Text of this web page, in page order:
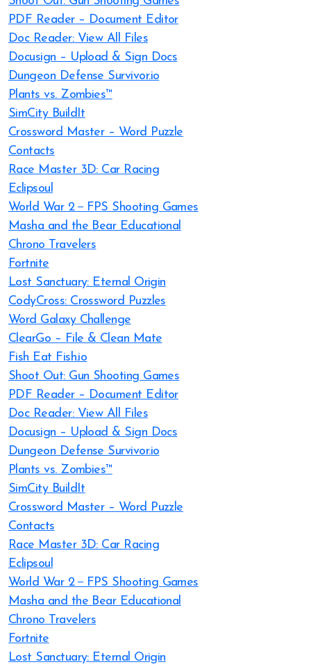
PDF Reader – Document Editor
Doc Reader: View All Files
Docusign – Upload & Sign Docs
Dungeon Defense Survivor.io
Plants vs. Zombies™
SimCity BuildIt
Crossword Master – Word Puzzle
Contacts
Race Master 3D: Car Racing
Eclipsoul
World War 2－FPS Shooting Games
Masha and the Bear Educational
Chrono Travelers
Fortnite
Lost Sanctuary: Eternal Origin
CodyCross: Crossword Puzzles
Word Galaxy Challenge
ClearGo – File & Clean Mate
Fish Eat Fish.io
Shoot Out: Gun Shooting Games
PDF Reader – Document Editor
Doc Reader: View All Files
Docusign – Upload & Sign Docs
Dungeon Defense Survivor.io
Plants vs. Zombies™
SimCity BuildIt
Crossword Master – Word Puzzle
Contacts
Race Master 3D: Car Racing
Eclipsoul
World War 2－FPS Shooting Games
Masha and the Bear Educational
Chrono Travelers
Fortnite
Lost Sanctuary: Eternal Origin